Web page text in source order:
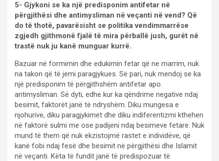
5- Gjykoni se ka një predisponim antifetar në
përgjithësi dhe antimysliman në veçanti në vend? Që
do të thotë, pavarësisht se politika vendimmarrëse
zgjedh gjithmonë fjalë të mira përballë jush, gurët në
trastë nuk ju kanë munguar kurrë.
Bazuar në formimin dhe edukimin fetar që ne marrim, nuk
na takon që të jemi paragjykues. Së pari, nuk mendoj se ka
një predisponim të përgjithshëm antifetar apo
antimysliman. Së dyti, edhe kur ka qëndrime negative ndaj
besimit, faktorët janë të ndryshëm. Diku mungesa e
njohurive, diku paragjykimet dhe diku indiferentizmi kthehen
në faktorë sulmi me ose padijeni ndaj besimeve fetare. Nuk
mund të them që nuk ekzistojmë rastet e individëve, që
kanë fobi ndaj fesë dhe besimit në përgjithësi dhe Islamit
në veçanti. Këta të fundit janë të predispozuar të